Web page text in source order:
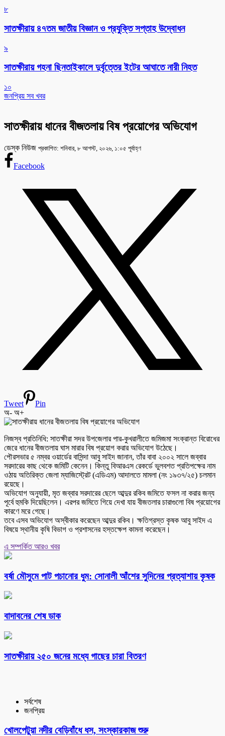
৮
সাতক্ষীরায় ৪৭তম জাতীয় বিজ্ঞান ও প্রযুক্তি সপ্তাহ উদ্বোধন
৯
সাতক্ষীরায় গহনা ছিনতাইকালে দুর্বৃত্তের ইটের আঘাতে নারী নিহত
১০
জনপ্রিয় সব খবর
সাতক্ষীরায় ধানের বীজতলায় বিষ প্রয়োগের অভিযোগ
ডেস্ক নিউজ প্রকাশিত: শনিবার, ৮ আগস্ট, ২০২৬, ১:০৫ পূর্বাহ্ণ
Facebook
Tweet
Pin
অ- অ+
নিজস্ব প্রতিনিধি: সাতক্ষীরা সদর উপজেলার পার-কুখরালীতে জমিজমা সংক্রান্ত বিরোধের
জেরে ধানের বীজতলায় ঘাস মারার বিষ প্রয়োগ করার অভিযোগ উঠেছে।
পৌরসভার ৫ নম্বর ওয়ার্ডের বাসিন্দা আবু সাইদ জানান, তাঁর বাবা ২০০২ সালে জব্বার
সরদারের কাছ থেকে জমিটি কেনেন। কিন্তু বিআরএস রেকর্ডে ভুলবশত প্রতিপক্ষের নাম
ওঠায় অতিরিক্ত জেলা ম্যাজিস্ট্রেট (এডিএম) আদালতে মামলা (নং ১৯৩৭/২৫) চলমান
রয়েছে।
অভিযোগ অনুযায়ী, মৃত জব্বার সরদারের ছেলে আব্দুর রকিব জমিতে ফসল না করার জন্য
পূর্বে হুমকি দিয়েছিলেন। এরপর জমিতে গিয়ে দেখা যায় বীজতলার চারাগুলো বিষ প্রয়োগের
কারণে মরে গেছে।
তবে এসব অভিযোগ অস্বীকার করেছেন আব্দুর রকিব। ক্ষতিগ্রস্ত কৃষক আবু সাইদ এ
বিষয়ে স্থানীয় কৃষি বিভাগ ও প্রশাসনের হস্তক্ষেপ কামনা করেছেন।
এ সম্পর্কিত আরও খবর
বর্ষা মৌসুমে পাট পচানোর ধুম: সোনালী আঁশের সুদিনের প্রত্যাশায় কৃষক
বাদাবনের শেষ ডাক
সাতক্ষীরায় ২৫০ জনের মধ্যে গাছের চারা বিতরণ
সর্বশেষ
জনপ্রিয়
খোলপেটুয়া নদীর বেড়িবাঁধে ধস, সংস্কারকাজ শুরু